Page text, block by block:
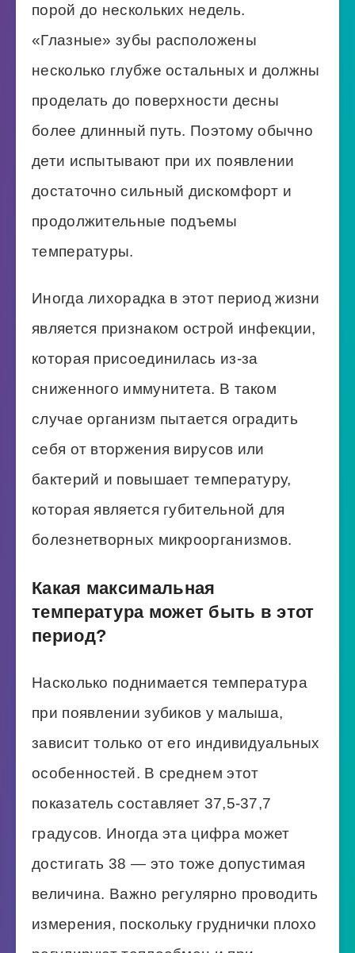
порой до нескольких недель.
«Глазные» зубы расположены
несколько глубже остальных и должны
проделать до поверхности десны
более длинный путь. Поэтому обычно
дети испытывают при их появлении
достаточно сильный дискомфорт и
продолжительные подъемы
температуры.
Иногда лихорадка в этот период жизни
является признаком острой инфекции,
которая присоединилась из-за
сниженного иммунитета. В таком
случае организм пытается оградить
себя от вторжения вирусов или
бактерий и повышает температуру,
которая является губительной для
болезнетворных микроорганизмов.
Какая максимальная
температура может быть в этот
период?
Насколько поднимается температура
при появлении зубиков у малыша,
зависит только от его индивидуальных
особенностей. В среднем этот
показатель составляет 37,5-37,7
градусов. Иногда эта цифра может
достигать 38 — это тоже допустимая
величина. Важно регулярно проводить
измерения, поскольку груднички плохо